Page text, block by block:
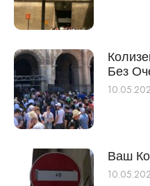
Без
Ваш